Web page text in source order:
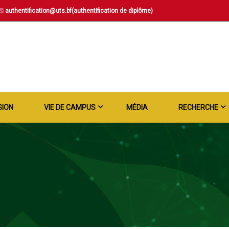
authentification@uts.bf(authentification de diplôme)
VIE DE CAMPUS MÉDIA RECHERCHE